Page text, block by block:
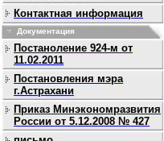
Контактная информация
Документация
Постаноление 924-м от
11.02.2011
Постановления мэра
г.Астрахани
Приказ Минэкономразвития
России от 5.12.2008 № 427